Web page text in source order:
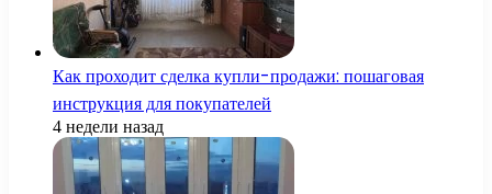
Как проходит сделка купли-продажи: пошаговая
инструкция для покупателей
4 недели назад